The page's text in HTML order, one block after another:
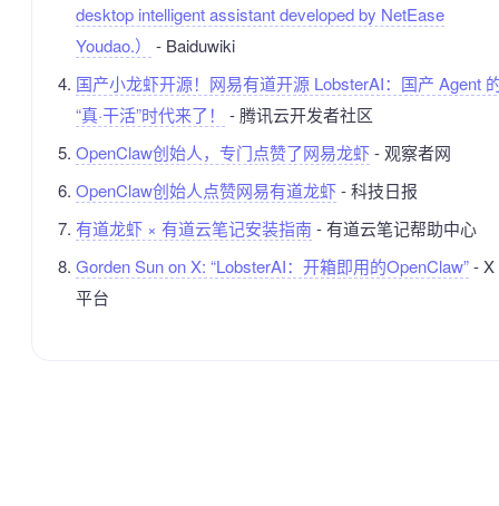
desktop intelligent assistant developed by NetEase
Youdao.）
- Baiduwiki
国产小龙虾开源！网易有道开源 LobsterAI：国产 Agent
“真·干活”时代来了！
- 腾讯云开发者社区
OpenClaw创始人，专门点赞了网易龙虾- 观察者网
OpenClaw创始人点赞网易有道龙虾- 科技日报
有道龙虾 × 有道云笔记安装指南 - 有道云笔记帮助中心
Gorden Sun on X: “LobsterAI：开箱即用的OpenClaw”- X
平台